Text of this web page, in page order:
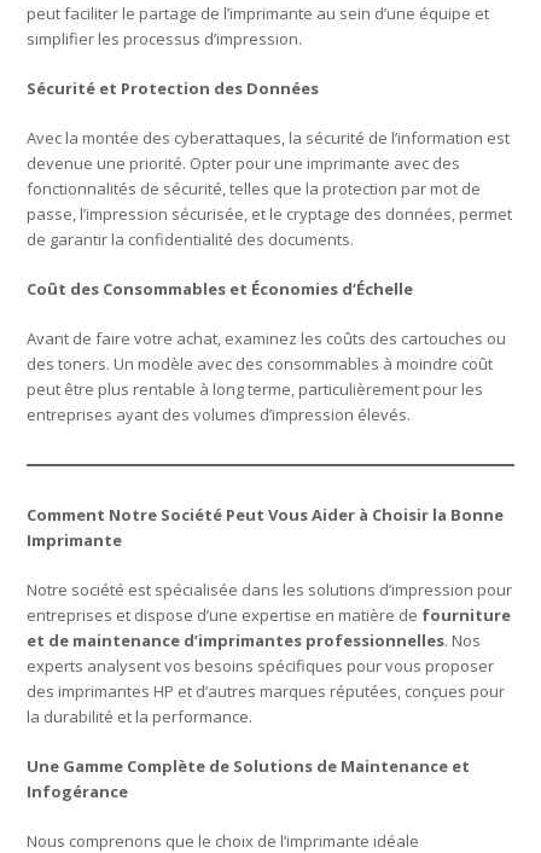
peut faciliter le partage de l’imprimante au sein d’une équipe et
simplifier les processus d’impression.
Sécurité et Protection des Données
Avec la montée des cyberattaques, la sécurité de l’information est
devenue une priorité. Opter pour une imprimante avec des
fonctionnalités de sécurité, telles que la protection par mot de
passe, l’impression sécurisée, et le cryptage des données, permet
de garantir la confidentialité des documents.
Coût des Consommables et Économies d’Échelle
Avant de faire votre achat, examinez les coûts des cartouches ou
des toners. Un modèle avec des consommables à moindre coût
peut être plus rentable à long terme, particulièrement pour les
entreprises ayant des volumes d’impression élevés.
Comment Notre Société Peut Vous Aider à Choisir la Bonne
Imprimante
Notre société est spécialisée dans les solutions d’impression pour
entreprises et dispose d’une expertise en matière de fourniture
et de maintenance d’imprimantes professionnelles. Nos
experts analysent vos besoins spécifiques pour vous proposer
des imprimantes HP et d’autres marques réputées, conçues pour
la durabilité et la performance.
Une Gamme Complète de Solutions de Maintenance et
Infogérance
Nous comprenons que le choix de l’imprimante idéale